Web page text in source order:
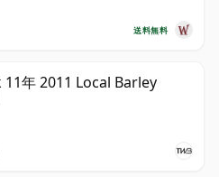
送料無料
年 2011 Local Barley